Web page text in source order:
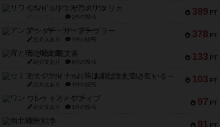
389 PT
リワイルド：サウスアメリカ
2件の投稿
378 PT
アンダー・ザ・テーブラー
紹介文あり 1件の投稿
133 PT
宵と暁の呪文書
紹介文あり 8件の投稿
103 PT
セミファイナル ～お前はまだ生きている～
紹介文あり 1件の投稿
97 PT
ワン・トゥ・ファイブ
紹介文あり 1件の投稿
91
南北戦争